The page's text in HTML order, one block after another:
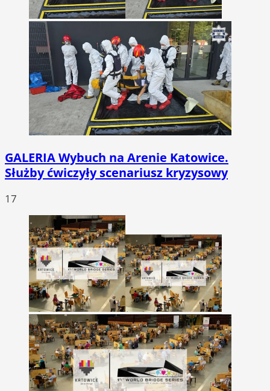
GALERIAWybuch na Arenie Katowice.
Służby ćwiczyły scenariusz kryzysowy
17